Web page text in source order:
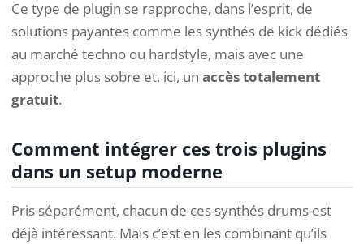
Ce type de plugin se rapproche, dans l’esprit, de
solutions payantes comme les synthés de kick dédiés
au marché techno ou hardstyle, mais avec une
approche plus sobre et, ici, un accès totalement
gratuit.
Comment intégrer ces trois plugins
dans un setup moderne
Pris séparément, chacun de ces synthés drums est
déjà intéressant. Mais c’est en les combinant qu’ils